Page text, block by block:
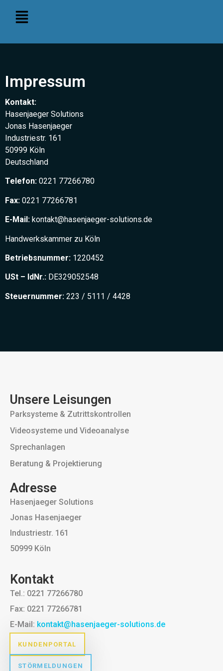
Impressum
Kontakt:
Hasenjaeger Solutions
Jonas Hasenjaeger
Industriestr. 161
50999 Köln
Deutschland
Telefon: 0221 77266780
Fax: 0221 77266781
E-Mail: kontakt@hasenjaeger-solutions.de
Handwerkskammer zu Köln
Betriebsnummer: 1220452
USt – IdNr.: DE329052548
Steuernummer: 223 / 5111 / 4428
Unsere Leisungen
Parksysteme & Zutrittskontrollen
Videosysteme und Videoanalyse
Sprechanlagen
Beratung & Projektierung
Adresse
Hasenjaeger Solutions
Jonas Hasenjaeger
Industriestr. 161
50999 Köln
Kontakt
Tel.: 0221 77266780
Fax: 0221 77266781
E-Mail: kontakt@hasenjaeger-solutions.de
KUNDENPORTAL
STÖRMELDUNGEN